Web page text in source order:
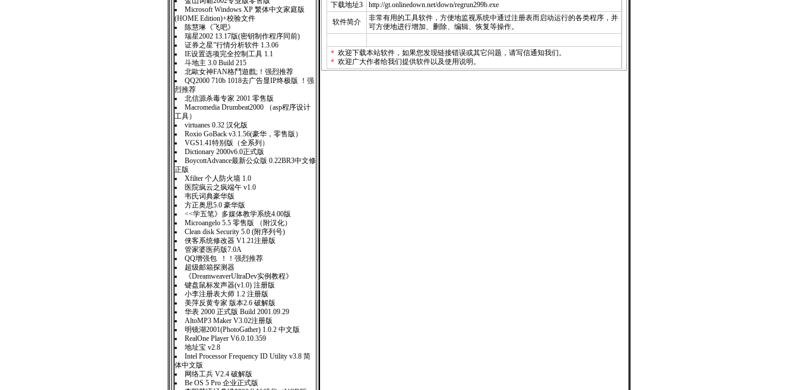
Microsoft Windows XP 繁体中文家庭版
(HOME Edition)+校验文件
陈慧琳《飞吧》
瑞星2002 13.17版(密钥制作程序同前)
证券之星”行情分析软件 1.3.06
IE设置选项完全控制工具 1.1
斗地主 3.0 Build 215
北歐女神FAN格鬥遊戲;！强烈推荐
QQ2000 710b 1018去广告显IP终极版 ！强
烈推荐
北信源杀毒专家 2001 零售版
Macromedia Drumbeat2000 （asp程序设计
工具）
virtuanes 0.32 汉化版
Roxio GoBack v3.1.56(豪华，零售版）
VGS1.41特别版（全系列）
Dictionary 2000v6.0正式版
BoycottAdvance最新公众版 0.22BR3中文修
正版
Xfilter 个人防火墙 1.0
医院疯云之疯端午 v1.0
韦氏词典豪华版
方正奥思5.0 豪华版
<<学五笔》多媒体教学系统4.00版
Microangelo 5.5 零售版 （附汉化）
Clean disk Security 5.0 (附序列号)
侠客系统修改器 V1.21注册版
管家婆医药版7.0A
QQ增强包 ！！强烈推荐
超级邮箱探测器
《DreamweaverUltraDev实例教程》
键盘鼠标发声器(v1.0) 注册版
小李注册表大师 1.2 注册版
美萍反黄专家 版本2.6 破解版
华表 2000 正式版 Build 2001.09.29
AltoMP3 Maker V3.02注册版
明镜湖2001(PhotoGather) 1.0.2 中文版
RealOne Player V6.0.10.359
地址宝 v2.8
Intel Processor Frequency ID Utility v3.8 简
体中文版
网络工兵 V2.4 破解版
Be OS 5 Pro 企业正式版
下载地址3
http://gt.onlinedown.net/down/regrun299b.exe
软件简介
非常有用的工具软件，方便地监视系统中通过注册表而启动运行的各类程序，并
可方便地进行增加、删除、编辑、恢复等操作。
＊ 欢迎下载本站软件，如果您发现链接错误或其它问题，请写信通知我们。
＊ 欢迎广大作者给我们提供软件以及使用说明。